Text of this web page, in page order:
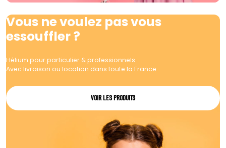
Vous ne voulez pas vous
essouffler ?
Hélium pour particulier & professionnels
Avec livraison ou location dans toute la France
VOIR LES PRODUITS